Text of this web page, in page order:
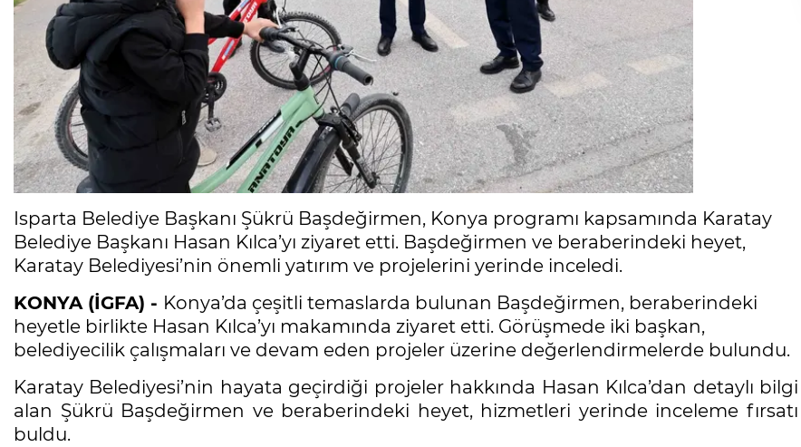
Isparta Belediye Başkanı Şükrü Başdeğirmen, Konya programı kapsamında Karatay
Belediye Başkanı Hasan Kılca’yı ziyaret etti. Başdeğirmen ve beraberindeki heyet,
Karatay Belediyesi’nin önemli yatırım ve projelerini yerinde inceledi.
KONYA (İGFA) - Konya’da çeşitli temaslarda bulunan Başdeğirmen, beraberindeki
heyetle birlikte Hasan Kılca’yı makamında ziyaret etti. Görüşmede iki başkan,
belediyecilik çalışmaları ve devam eden projeler üzerine değerlendirmelerde bulundu.
Karatay Belediyesi’nin hayata geçirdiği projeler hakkında Hasan Kılca’dan detaylı bilgi
alan Şükrü Başdeğirmen ve beraberindeki heyet, hizmetleri yerinde inceleme fırsatı
buldu.